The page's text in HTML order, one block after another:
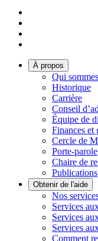
À propos
Qui
Historique
Carrière
Conseil
Équipe de
Finances et
Cercle de
Porte-parole
Chaire de
Publications
Obtenir de l'aide
Nos
Services
Services
Services
Comment